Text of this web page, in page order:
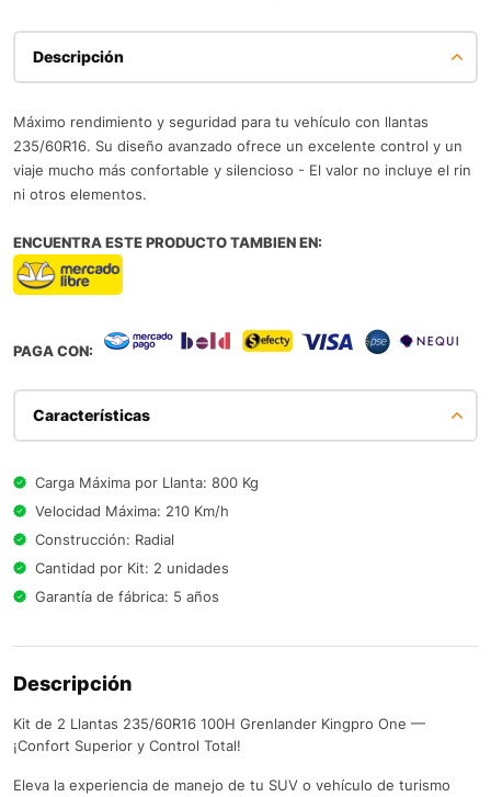
Descripción
Máximo rendimiento y seguridad para tu vehículo con llantas
235/60R16. Su diseño avanzado ofrece un excelente control y un
viaje mucho más confortable y silencioso - El valor no incluye el rin
ni otros elementos.
ENCUENTRA ESTE PRODUCTO TAMBIEN EN:
PAGA CON:
Características
Carga Máxima por Llanta: 800 Kg
Velocidad Máxima: 210 Km/h
Construcción: Radial
Cantidad por Kit: 2 unidades
Garantía de fábrica: 5 años
Descripción
Kit de 2 Llantas 235/60R16 100H Grenlander Kingpro One —
¡Confort Superior y Control Total!
Eleva la experiencia de manejo de tu SUV o vehículo de turismo